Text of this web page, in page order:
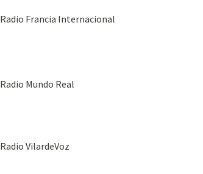
Radio Francia Internacional
Radio Mundo Real
Radio VilardeVoz